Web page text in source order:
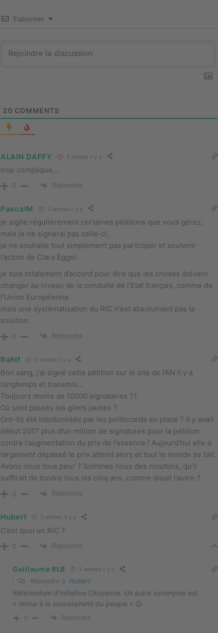
S’abonner
20 COMMENTS
ALAIN DAFFY 3 années il y a
trop compliqué….
0 Répondre
PascalM 3 années il y a
je signe régulièrement certaines pétitions que vous gérez,
mais je ne signerai pas celle-ci.
je ne souhaite tout simplement pas participer et soutenir
l’action de Clara Egger.
je suis totalement d’accord pour dire que les choses doivent
changer au niveau de la conduite de l’Etat français, comme de
l’Union Européenne.
mais une systématisation du RIC n’est absolument pas la
solution.
0 Répondre
Rahlf 3 années il y a
Bon sang, j’ai signé cette pétition sur le site de l’AN il y a
longtemps et transmis…
Toujours moins de 10000 signataires ??
Où sont passés les gilets jaunes ?
Ont-ils été lobotomisés par les politocards en place ? Il y avait
début 2017 plus d’un million de signatures pour la pétition
contre l’augmentation du prix de l’essence ! Aujourd’hui elle a
largement dépassé le prix atteint alors et tout le monde se tait.
Avons nous tous peur ? Sommes nous des moutons, qu’il
suffirait de tondre tous les cinq ans, comme disait l’autre ?
0 Répondre
Hubert 3 années il y a
C’est quoi un RIC ?
0 Répondre
Guillaume BLB 3 années il y a
Répondre à Hubert
Référendum d’Initiative Citoyenne. Un autre synonyme est
« retour à la souveraineté du peuple » 😉
0 Répondre